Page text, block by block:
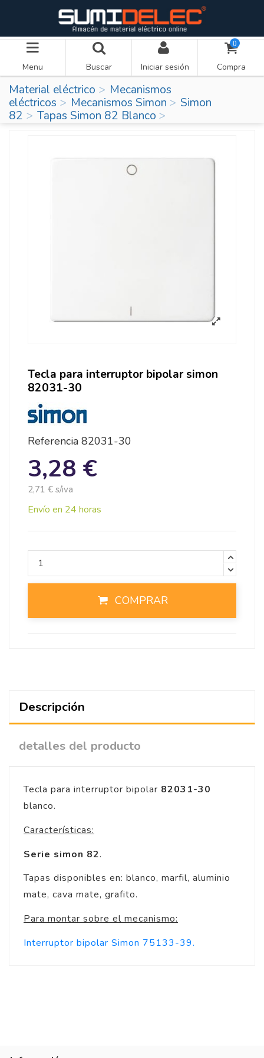
Menu Buscar Iniciar sesión
0
Compra
Material eléctrico
Mecanismos
eléctricos
Mecanismos Simon
Simon
82
Tapas Simon 82 Blanco
Tecla para interruptor bipolar simon
82031-30
Referencia 82031-30
3,28 €
2,71 € s/iva
Envío en 24 horas
COMPRAR
Descripción
detalles del producto
Tecla para interruptor bipolar 82031-30
blanco.
Características:
Serie simon 82.
Tapas disponibles en: blanco, marfil, aluminio
mate, cava mate, grafito.
Para montar sobre el mecanismo:
Interruptor bipolar Simon 75133-39.